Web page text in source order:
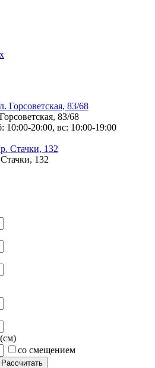
83/68
10:00-20:00, вс: 10:00-19:00
132
со смещением